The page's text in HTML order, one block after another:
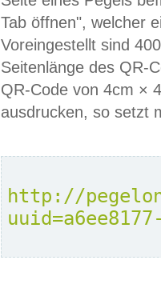
Tab öffnen", welcher
Voreingestellt sind
Seitenlänge des QR-
QR-Code von 4cm ×
ausdrucken, so setzt
http://